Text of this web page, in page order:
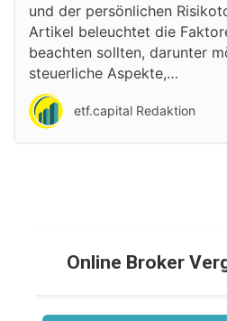
und der persönlichen
Artikel beleuchtet die
beachten sollten, darunter
steuerliche Aspekte,…
etf.capital Redaktion